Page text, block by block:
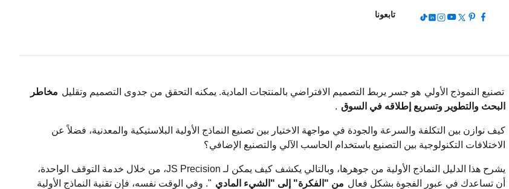
تابعونا
تصنيع النموذج الأولي هو جسر يربط التصميم الافتراضي بالمنتجات المادية. يمكنه التحقق من جدوى التصميم وتقليل مخاطر
البحث والتطوير وتسريع إطلاقه في السوق .
كيف نوازن بين التكلفة والسرعة والجودة في مواجهة الاختيار بين تصنيع النماذج الأولية البلاستيكية والمعدنية، فضلاً عن
الاختلافات التكنولوجية بين التصنيع باستخدام الحاسب الآلي والتصنيع الإضافي؟
يشرح هذا الدليل النماذج الأولية من جوهرها، وبالتالي يكشف كيف يمكن لـ JS Precision، من خلال خدمة التوقف الواحدة،
أن تساعدك في عبور الفجوة بشكل فعال من "الفكرة" إلى "الشيء المادي ". وفي الوقت نفسه، فإن تقنية النماذج الأولية